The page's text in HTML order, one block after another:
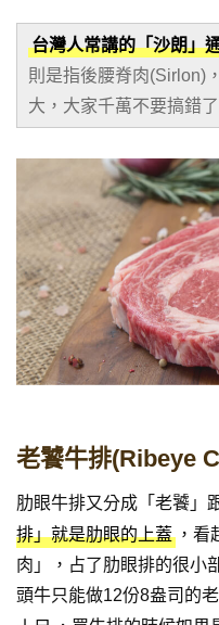
台灣人常講的「沙朗」
則是指後腰脊肉(Sirlon)
大，大家千萬不要搞錯了
老饕牛排(Ribeye
肋眼牛排又分成「老饕」
排」就是肋眼的上蓋 ，
肉」，占了肋眼排的很小
頭牛只能做12份8盎司的老